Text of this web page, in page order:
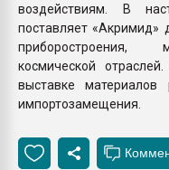
воздействиям. В
поставляет «Акримид»
приборостроения,
космической
выставке
импортозамещения.